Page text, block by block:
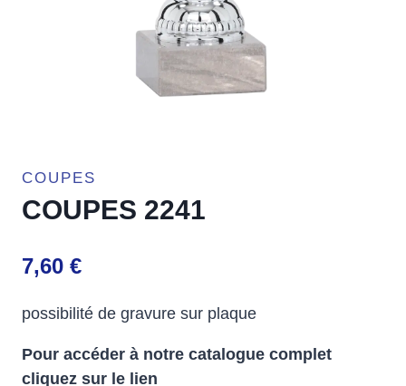
COUPES
COUPES 2241
7,60 €
possibilité de gravure sur plaque
Pour accéder à notre catalogue complet
cliquez sur le lien